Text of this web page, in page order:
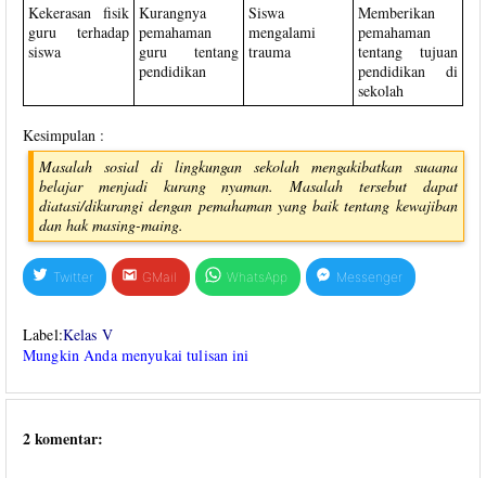
Kekerasan fisik
guru terhadap
siswa
Kurangnya
pemahaman
guru tentang
pendidikan
Siswa
mengalami
trauma
Memberikan
pemahaman
tentang tujuan
pendidikan di
sekolah
Kesimpulan :
Masalah sosial di lingkungan sekolah mengakibatkan suaana
belajar menjadi kurang nyaman. Masalah tersebut dapat
diatasi/dikurangi dengan pemahaman yang baik tentang kewajiban
dan hak masing-maing.
Twitter GMail WhatsApp Messenger
Label:Kelas V
Mungkin Anda menyukai tulisan ini
2 komentar: